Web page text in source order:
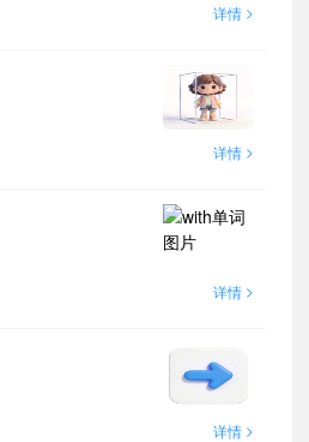
详情 >
详情 >
详情 >
详情 >